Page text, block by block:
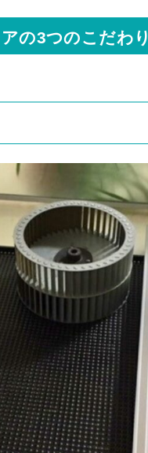
の3つのこだわり